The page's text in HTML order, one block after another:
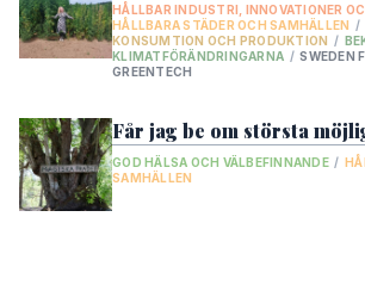
HÅLLBAR INDUSTRI, INNOVATIONER
HÅLLBARA STÄDER OCH SAMHÄLLEN /
KONSUMTION OCH PRODUKTION /
KLIMATFÖRÄNDRINGARNA / SWEDEN
GREENTECH
Får jag be om största
GOD HÄLSA OCH VÄLBEFINNANDE /
SAMHÄLLEN